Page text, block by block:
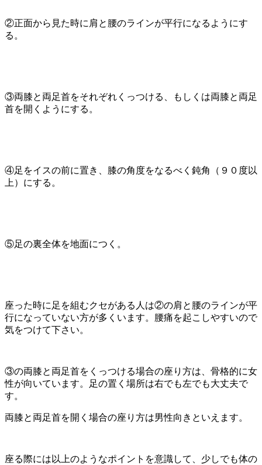
②正面から見た時に肩と腰のラインが平行になるようにす
る。
③両膝と両足首をそれぞれくっつける、もしくは両膝と両足
首を開くようにする。
④足をイスの前に置き、膝の角度をなるべく鈍角（９０度以
上）にする。
⑤足の裏全体を地面につく。
座った時に足を組むクセがある人は②の肩と腰のラインが平
行になっていない方が多くいます。腰痛を起こしやすいので
気をつけて下さい。
③の両膝と両足首をくっつける場合の座り方は、骨格的に女
性が向いています。足の置く場所は右でも左でも大丈夫で
す。
両膝と両足首を開く場合の座り方は男性向きといえます。
座る際には以上のようなポイントを意識して、少しでも体の